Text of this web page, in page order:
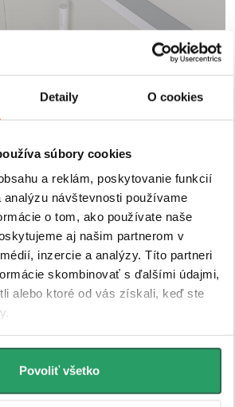
Detaily O cookies
súbory cookies
a reklám, poskytovanie funkcií
návštevnosti používame
o tom, ako používate naše
aj našim partnerom v
inzercie a analýzy. Títo partneri
skombinovať s ďalšími údajmi,
alebo ktoré od vás získali, keď ste
Povoliť všetko
profily pre
CERANO sú vybavené
profilmi s výškou 200 cm a
zaisťujú pevné uchytenie skla
. Vďaka kompenzácii
stien
je inštalácia rýchla, presná
stavebných zásahov.
navyše garantuje dlhú životnosť
používaní v náročnom